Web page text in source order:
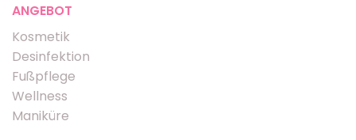
ANGEBOT
Kosmetik
Desinfektion
Fußpflege
Wellness
Maniküre